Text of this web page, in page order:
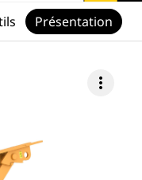
search
more_vert
Présentation